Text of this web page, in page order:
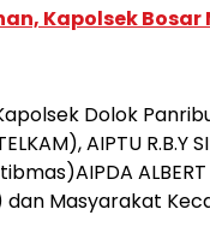
Kapolsek
Dolok
AIPTU R.B.Y
ALBERT
dan Masyarakat